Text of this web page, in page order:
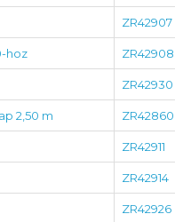
ZR42907
hoz ZR42908
ZR42930
2,50 m ZR42860
ZR42911
ZR42914
ZR42926